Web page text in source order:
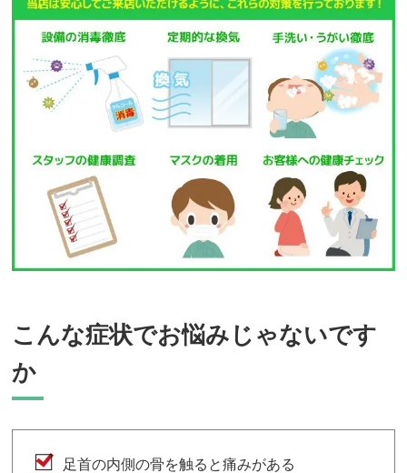
こんな症状でお悩みじゃないです
か
足首の内側の骨を触ると痛みがある